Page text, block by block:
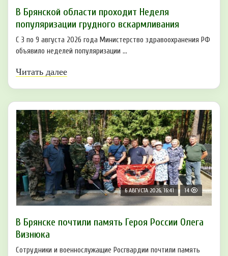
В Брянской области проходит Неделя
популяризации грудного вскармливания
С 3 по 9 августа 2026 года Министерство здравоохранения РФ
объявило неделей популяризации ...
Читать далее
6 АВГУСТА 2026, 16:41 14
В Брянске почтили память Героя России Олега
Визнюка
Сотрудники и военнослужащие Росгвардии почтили память